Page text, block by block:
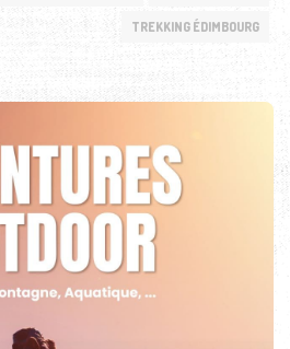
TREKKING ÉDIMBOURG